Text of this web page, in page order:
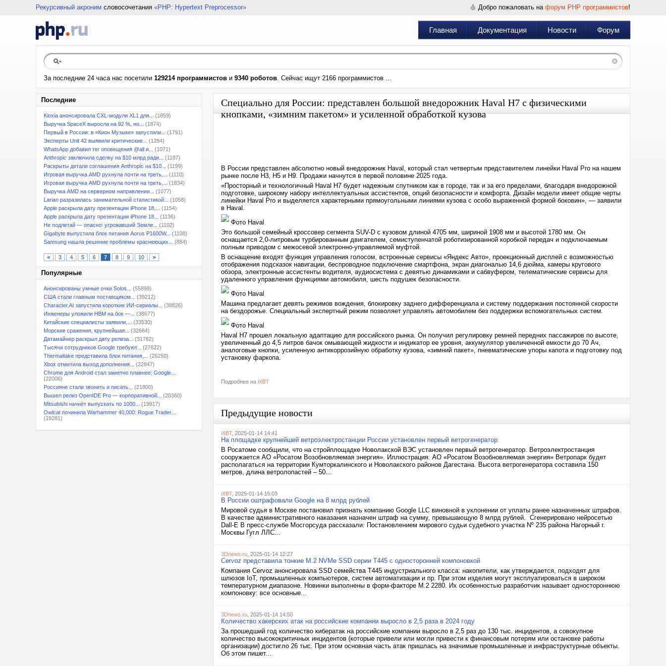
Рекурсивный акроним словосочетания «PHP: Hypertext Preprocessor» Добро пожаловать на форум PHP программистов!
Главная Документация Новости Форум
За последние 24 часа нас посетили 129214 программистов и 9340 роботов. Сейчас ищут 2166 программистов ...
Последние
Kioxia анонсировала CXL-модули XL1 для...
(1859)
Выручка SpaceX выросла на 92 %, но...
(1874)
Первый в России: в «Кион Музыке» запустили...
(1791)
Эксперты Unit 42 выявили критические...
(1284)
WhatsApp добавил тег оповещения @all и...
(1071)
Anthropic заключила сделку на $10 млрд ради...
(1187)
Раскрыты детали соглашения Anthropic на $10...
(1199)
Игровая выручка AMD рухнула почти на треть,...
(1110)
Игровая выручка AMD рухнула почти на треть,...
(1834)
Выручка AMD на серверном направлении...
(1077)
Larian разразилась занимательной статистикой...
(1058)
Apple раскрыла дату презентации iPhone 18,...
(1154)
Apple раскрыла дату презентации iPhone 18...
(1136)
Не подлетай — опасно: угрожавший Земле...
(1102)
Gigabyte выпустила блок питания Aorus P1600W...
(1108)
Samsung нашла решение проблемы краснеющих...
(884)
< 3 4 5 6 7 8 9 10 >
Популярные
Анонсированы умные очки Solos...
(55899)
США стали главным поставщиком...
(39212)
Character.AI запустила короткие ИИ-сериалы...
(38826)
Инженеры уложили HBM на бок —...
(38677)
Китайские специалисты заявили,...
(33530)
Морские сражения, крупнейшая...
(32664)
Датамайнер раскрыл дату релиза...
(31782)
Тысячи сотрудников Google требуют...
(27622)
Thermaltake представила блок питания,...
(26250)
Xbox отметила выход дополнения...
(22847)
Chrome для Android стал заметно плавнее: Google...
(22006)
Россияне стали звонить и писать...
(21800)
Вышел релиз OpenIDE Pro — корпоративной...
(20360)
Mitsubishi начнёт выпускать по 1000...
(19917)
Owlcat починила Warhammer 40,000: Rogue Trader...
(19281)
Специально для России: представлен большой внедорожник Haval H7 с физическими
кнопками, «зимним пакетом» и усиленной обработкой кузова
В России представлен абсолютно новый внедорожник Haval, который стал четвертым представителем линейки Haval Pro на нашем
рынке после H3, H5 и H9. Продажи начнутся в первой половине 2025 года.
«Просторный и технологичный Haval H7 будет надежным спутником как в городе, так и за его пределами, благодаря внедорожной
подготовке, широкому набору интеллектуальных ассистентов, опций безопасности и комфорта. Дизайн модели имеет общие черты
линейки Haval Pro и выделяется характерными прямоугольными линиями кузова с особо выраженной формой боковин», — заявили
в Haval.
Фото Haval
Это большой семейный кроссовер сегмента SUV-D с кузовом длиной 4705 мм, шириной 1908 мм и высотой 1780 мм. Он
оснащается 2,0-литровым турбированным двигателем, семиступенчатой роботизированной коробкой передач и подключаемым
полным приводом с межосевой электронно-управляемой муфтой.
В оснащение входят функция управления голосом, встроенные сервисы «Яндекс Авто», проекционный дисплей с возможностью
отображения подсказок навигации, беспроводное подключение смартфона, экран диагональю 14,6 дюйма, камеры кругового
обзора, электронные ассистенты водителя, аудиосистема с девятью динамиками и сабвуфером, телематические сервисы для
удаленного управления функциями автомобиля, шесть подушек безопасности.
Фото Haval
Машина предлагает девять режимов вождения, блокировку заднего дифференциала и систему поддержания постоянной скорости
на бездорожье. Специальный экспертный режим позволяет управлять автомобилем без поддержки вспомогательных систем.
Фото Haval
Haval H7 прошел локальную адаптацию для российского рынка. Он получил регулировку ремней передних пассажиров по высоте,
увеличенный до 4,5 литров бачок омывающей жидкости и индикатор ее уровня, аккумулятор увеличенной емкости до 70 Ач,
аналоговые кнопки, усиленную антикоррозийную обработку кузова, «зимний пакет», пневматические упоры капота и подготовку под
установку фаркопа.
Подробнее на iXBT
Предыдущие новости
iXBT, 2025-01-14 14:41
На площадке крупнейшей ветроэлектростанции России установлен первый ветрогенератор
В Росатоме сообщили, что на стройплощадке Новолакской ВЭС установлен первый ветрогенератор. Ветроэлектростанция
сооружается АО «Росатом Возобновляемая энергия». Иллюстрация: АО «Росатом Возобновляемая энергия» Ветропарк будет
располагаться на территории Кумторкалинского и Новолакского районов Дагестана. Высота ветрогенератора составила 150
метров, длина ветролопастей – 50...
iXBT, 2025-01-14 15:03
В России оштрафовали Google на 8 млрд рублей
Мировой судья в Москве постановил признать компанию Google LLC виновной в уклонении от уплаты ранее назначенных штрафов.
В качестве административного наказания назначен штраф на сумму, превышающую 8 млрд рублей. Сгенерировано нейросетью
Dall-E В пресс-службе Мосгорсуда рассказали: Постановлением мирового судьи судебного участка Nº 235 района Нагорный г.
Москвы Гугл ЛЛС...
3Dnews.ru , 2025-01-14 12:27
Cervoz представила тонкие M.2 NVMe SSD серии T445 с односторонней компоновкой
Компания Cervoz анонсировала SSD семейства T445 индустриального класса: накопители, как утверждается, подходят для
шлюзов IoT, промышленных компьютеров, систем автоматизации и пр. При этом изделия могут эксплуатироваться в широком
температурном диапазоне. Новинки выполнены в форм-факторе M.2 2280. Их особенностью разработчик называет одностороннюю
компоновку: все основные...
3Dnews.ru , 2025-01-14 14:50
Количество хакерских атак на российские компании выросло в 2,5 раза в 2024 году
За прошедший год количество кибератак на российские компании выросло в 2,5 раз до 130 тыс. инцидентов, а совокупное
количество высококритичных инцидентов (которые привели или могли привести к финансовым потерям или остановке работы
организации) достигло 26 тыс. При этом основная часть атак пришлась на значимые промышленные и инфраструктурные объекты.
Об этом пишет...